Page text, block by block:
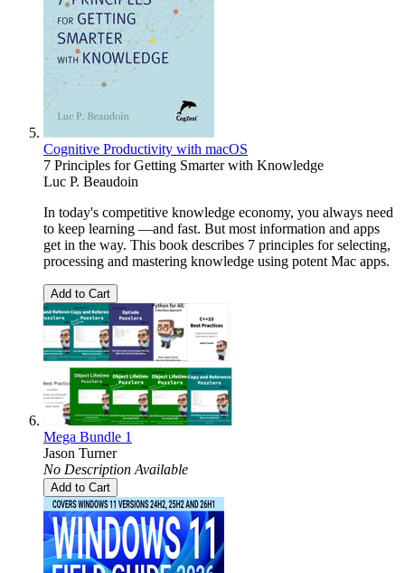
Cognitive Productivity with macOS
7 Principles for Getting Smarter with Knowledge
Luc P. Beaudoin
In today's competitive knowledge economy, you always need
to keep learning —and fast. But most information and apps
get in the way. This book describes 7 principles for selecting,
processing and mastering knowledge using potent Mac apps.
Add to Cart
Mega Bundle 1
Jason Turner
No Description Available
Add to Cart